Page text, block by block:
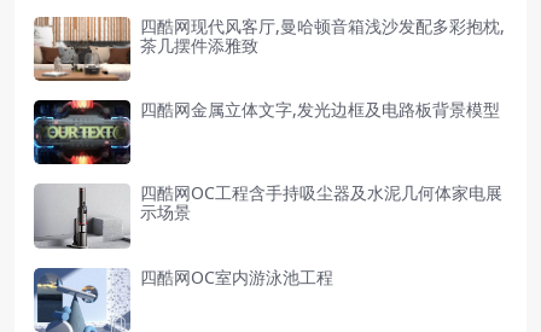
四酷网现代风客厅,曼哈顿音箱浅沙发配多彩抱枕,
茶几摆件添雅致
四酷网金属立体文字,发光边框及电路板背景模型
四酷网OC工程含手持吸尘器及水泥几何体家电展
示场景
四酷网OC室内游泳池工程